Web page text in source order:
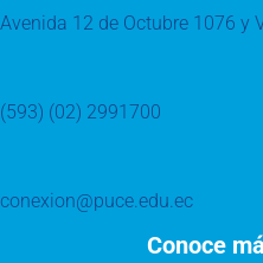
Avenida 12 de Octubre 1076 y
(593) (02) 2991700
conexion@puce.edu.ec
Conoce